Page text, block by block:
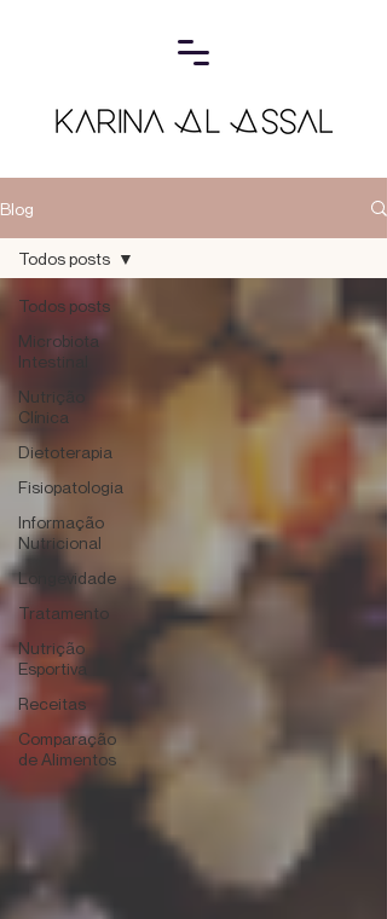
Blog
Todos posts
Microbiota
Intestinal
Nutrição
Clínica
Dietoterapia
Fisiopatologia
Informação
Nutricional
Longevidade
Tratamento
Nutrição
Esportiva
Receitas
Comparação
de Alimentos
Todos posts